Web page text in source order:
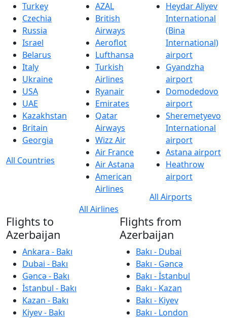
Turkey
Czechia
Russia
Israel
Belarus
Italy
Ukraine
USA
UAE
Kazakhstan
Britain
Georgia
All Countries
AZAL
British
Airways
Aeroflot
Lufthansa
Turkish
Airlines
Ryanair
Emirates
Qatar
Airways
Wizz Air
Air France
Air Astana
American
Airlines
All Airlines
Heydar Aliyev
International
(Bina
International)
airport
Gyandzha
airport
Domodedovo
airport
Sheremetyevo
International
airport
Astana airport
Heathrow
airport
All Airports
Flights to
Azerbaijan
Ankara - Bakı
Dubai - Bakı
Gəncə - Bakı
İstanbul - Bakı
Kazan - Bakı
Kiyev - Bakı
Flights from
Azerbaijan
Bakı - Dubai
Bakı - Gəncə
Bakı - İstanbul
Bakı - Kazan
Bakı - Kiyev
Bakı - London